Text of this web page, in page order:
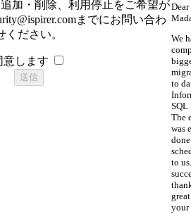
加・削除、利用停止をご希望が
までにお問い合わ
ください。
意します
We
to
SQL
The
was
to
your